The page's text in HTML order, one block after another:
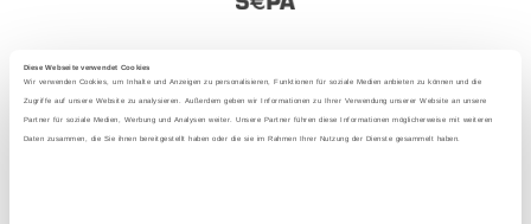
Diese Webseite verwendet Cookies
Wir verwenden Cookies, um Inhalte und Anzeigen zu personalisieren, Funktionen für soziale Medien anbieten zu können und die
Zugriffe auf unsere Website zu analysieren. Außerdem geben wir Informationen zu Ihrer Verwendung unserer Website an unsere
Partner für soziale Medien, Werbung und Analysen weiter. Unsere Partner führen diese Informationen möglicherweise mit weiteren
Daten zusammen, die Sie ihnen bereitgestellt haben oder die sie im Rahmen Ihrer Nutzung der Dienste gesammelt haben.
2025 - Avec amour depuis Berlin